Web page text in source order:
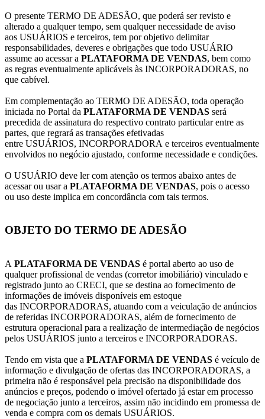
O presente TERMO DE ADESÃO, que poderá ser revisto e
alterado a qualquer tempo, sem qualquer necessidade de aviso
aos USUÁRIOS e terceiros, tem por objetivo delimitar
responsabilidades, deveres e obrigações que todo USUÁRIO
assume ao acessar a PLATAFORMA DE VENDAS, bem como
as regras eventualmente aplicáveis às INCORPORADORAS, no
que cabível.
Em complementação ao TERMO DE ADESÃO, toda operação
iniciada no Portal da PLATAFORMA DE VENDAS será
precedida de assinatura do respectivo contrato particular entre as
partes, que regrará as transações efetivadas
entre USUÁRIOS, INCORPORADORA e terceiros eventualmente
envolvidos no negócio ajustado, conforme necessidade e condições.
O USUÁRIO deve ler com atenção os termos abaixo antes de
acessar ou usar a PLATAFORMA DE VENDAS, pois o acesso
ou uso deste implica em concordância com tais termos.
OBJETO DO TERMO DE ADESÃO
A PLATAFORMA DE VENDAS é portal aberto ao uso de
qualquer profissional de vendas (corretor imobiliário) vinculado e
registrado junto ao CRECI, que se destina ao fornecimento de
informações de imóveis disponíveis em estoque
das INCORPORADORAS, atuando com a veiculação de anúncios
de referidas INCORPORADORAS, além de fornecimento de
estrutura operacional para a realização de intermediação de negócios
pelos USUÁRIOS junto a terceiros e INCORPORADORAS.
Tendo em vista que a PLATAFORMA DE VENDAS é veículo de
informação e divulgação de ofertas das INCORPORADORAS, a
primeira não é responsável pela precisão na disponibilidade dos
anúncios e preços, podendo o imóvel ofertado já estar em processo
de negociação junto a terceiros, assim não incidindo em promessa de
venda e compra com os demais USUÁRIOS.